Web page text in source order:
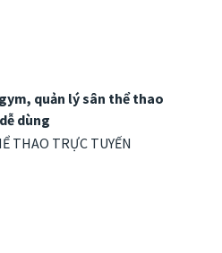
quản lý sân thể thao
dùng
THAO TRỰC TUYẾN